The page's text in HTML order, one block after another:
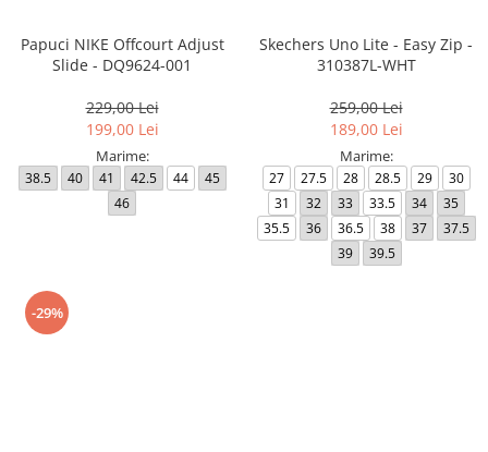
Papuci NIKE Offcourt Adjust
Slide - DQ9624-001
229,00 Lei
199,00 Lei
Marime:
38.5 40 41 42.5 44
45
46
Skechers Uno Lite - Easy Zip -
310387L-WHT
259,00 Lei
189,00 Lei
Marime:
27 27.5 28 28.5 29
30
31
32 33 33.5 34
35
35.5
36 36.5 38 37
37.5
39
39.5
-29%